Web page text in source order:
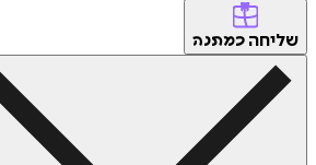
שליחה כמתנה